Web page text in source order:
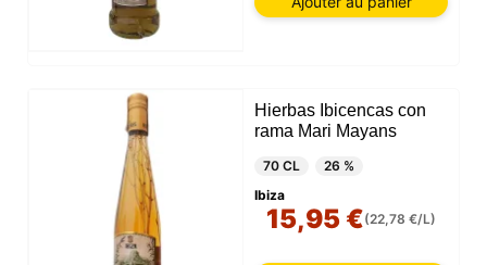
Hierbas Ibicencas con
rama Mari Mayans
70 CL
26 %
Ibiza
15,95 €(22,78 €/L)